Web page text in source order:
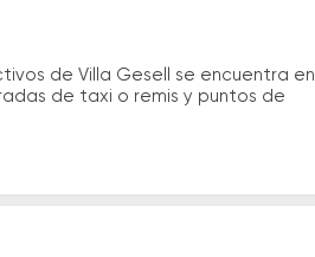
de Villa Gesell se encuentra en
de taxi o remis y puntos de